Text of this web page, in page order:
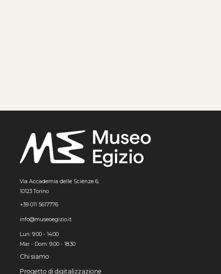
Via Accademia delle Scienze 6,
10123 Torino
+39 011 5617776
info@museoegizio.it
Lun: 9:00 - 14:00
Mar - Dom: 9.00 - 18.30
Chi siamo
Progetto di digitalizzazione